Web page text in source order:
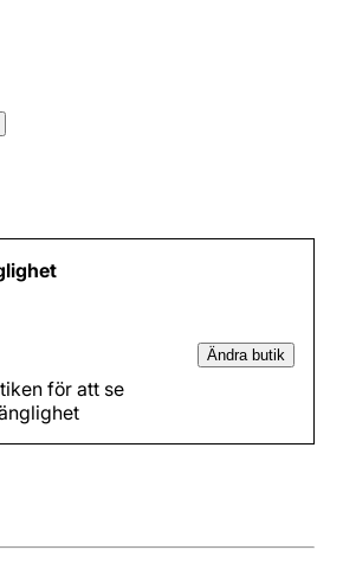
för att se
Ändra butik